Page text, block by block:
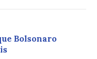
Bolsonaro